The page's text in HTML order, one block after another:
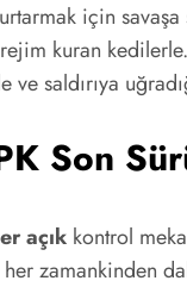
için
kuran
saldırıya
Son
açık kontrol
zamankinden